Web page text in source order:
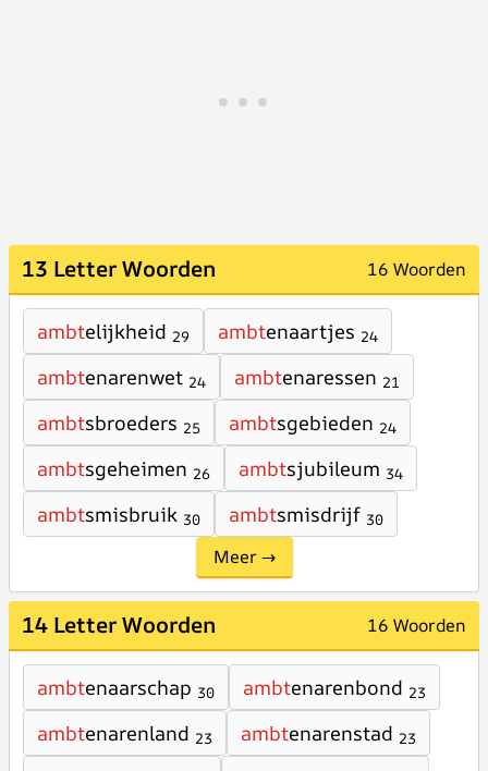
13 Letter Woorden 16 Woorden
ambtelijkheid 29 ambtenaartjes 24
ambtenarenwet 24 ambtenaressen 21
ambtsbroeders 25 ambtsgebieden 24
ambtsgeheimen 26 ambtsjubileum 34
ambtsmisbruik 30 ambtsmisdrijf 30
Meer →
14 Letter Woorden 16 Woorden
ambtenaarschap 30 ambtenarenbond 23
ambtenarenland 23 ambtenarenstad 23